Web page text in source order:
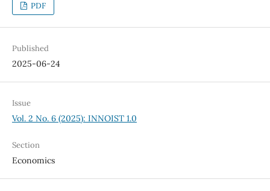
PDF
Published
2025-06-24
Issue
Vol. 2 No. 6 (2025): INNOIST 1.0
Section
Economics